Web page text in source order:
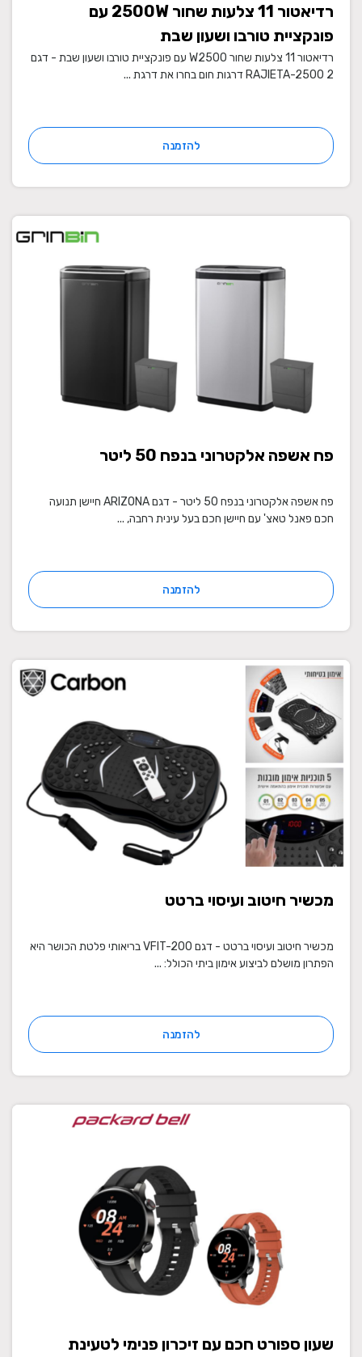
רדיאטור 11 צלעות שחור 2500W עם
פונקציית טורבו ושעון שבת
רדיאטור 11 צלעות שחור W2500 עם פונקציית טורבו ושעון שבת - דגם
RAJIETA-2500 2 דרגות חום בחרו את דרגת ...
להזמנה
פח אשפה אלקטרוני בנפח 50 ליטר
פח אשפה אלקטרוני בנפח 50 ליטר - דגם ARIZONA חיישן תנועה
חכם פאנל טאצ' עם חיישן חכם בעל עינית רחבה, ...
להזמנה
מכשיר חיטוב ועיסוי ברטט
מכשיר חיטוב ועיסוי ברטט - דגם VFIT-200 בריאותי פלטת הכושר היא
הפתרון מושלם לביצוע אימון ביתי הכולל: ...
להזמנה
שעון ספורט חכם עם זיכרון פנימי לטעינת